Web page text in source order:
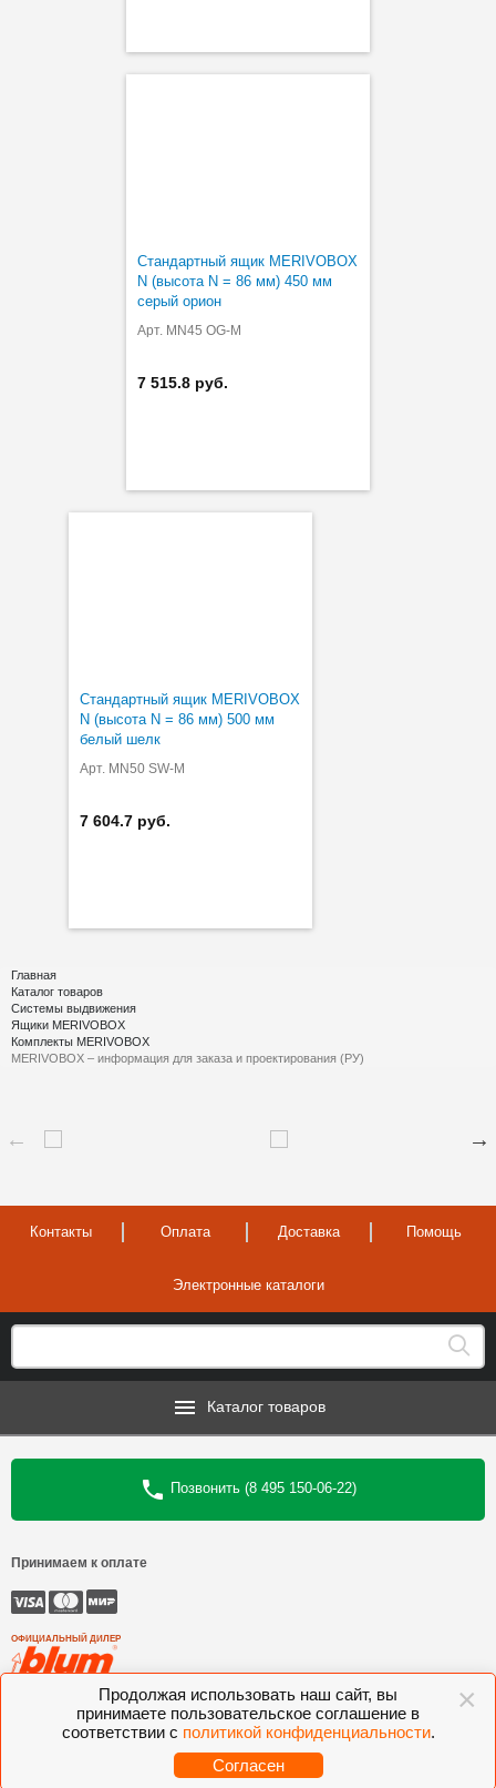
×
Продолжая использовать наш сайт, вы
принимаете пользовательское соглашение в
соответствии с политикой конфиденциальности.
Согласен
Стандартный ящик MERIVOBOX
N (высота N = 86 мм) 450 мм
серый орион
Арт. MN45 OG-M
7 515.8 руб.
Стандартный ящик MERIVOBOX
N (высота N = 86 мм) 500 мм
белый шелк
Арт. MN50 SW-M
7 604.7 руб.
Главная
Каталог товаров
Системы выдвижения
Ящики MERIVOBOX
Комплекты MERIVOBOX
MERIVOBOX – информация для заказа и проектирования (РУ)
Контакты Оплата Доставка Помощь
Электронные каталоги
Каталог товаров
Позвонить (8 495 150-06-22)
Принимаем к оплате
ОФИЦИАЛЬНЫЙ ДИЛЕР
Интеркомплект, 2006—2026
Комлектующие для мебели BLUM, FGV, VIBO, KESSEBOHMER, VOLPATO,
Sitecentriclab